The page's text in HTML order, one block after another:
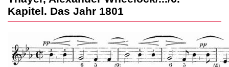
Kapitel. Das Jahr 1801